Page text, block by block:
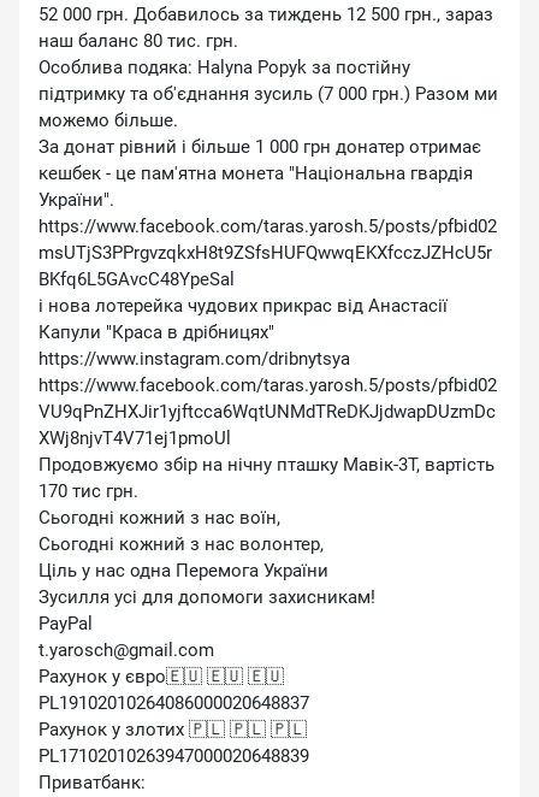
52 000 грн. Добавилось за тиждень 12 500 грн., зараз
наш баланс 80 тис. грн.
Особлива подяка: Halyna Popyk за постійну
підтримку та об'єднання зусиль (7 000 грн.) Разом ми
можемо більше.
За донат рівний і більше 1 000 грн донатер отримає
кешбек - це пам'ятна монета ″Національна гвардія
України″.
https://www.facebook.com/taras.yarosh.5/posts/pfbid02
msUTjS3PPrgvzqkxH8t9ZSfsHUFQwwqEKXfcczJZHcU5r
BKfq6L5GAvcC48YpeSal
і нова лотерейка чудових прикрас від Анастасії
Капули ″Краса в дрібницях″
https://www.instagram.com/dribnytsya
https://www.facebook.com/taras.yarosh.5/posts/pfbid02
VU9qPnZHXJir1yjftcca6WqtUNMdTReDKJjdwapDUzmDc
XWj8njvT4V71ej1pmoUl
Продовжуємо збір на нічну пташку Мавік-3Т, вартість
170 тис грн.
Сьогодні кожний з нас воїн,
Сьогодні кожний з нас волонтер,
Ціль у нас одна Перемога України
Зусилля усі для допомоги захисникам!
PayPal
t.yarosch@gmail.com
Рахунок у євро🇪🇺 🇪🇺 🇪🇺
PL19102010264086000020648837
Рахунок у злотих 🇵🇱 🇵🇱 🇵🇱
PL17102010263947000020648839
Приватбанк: